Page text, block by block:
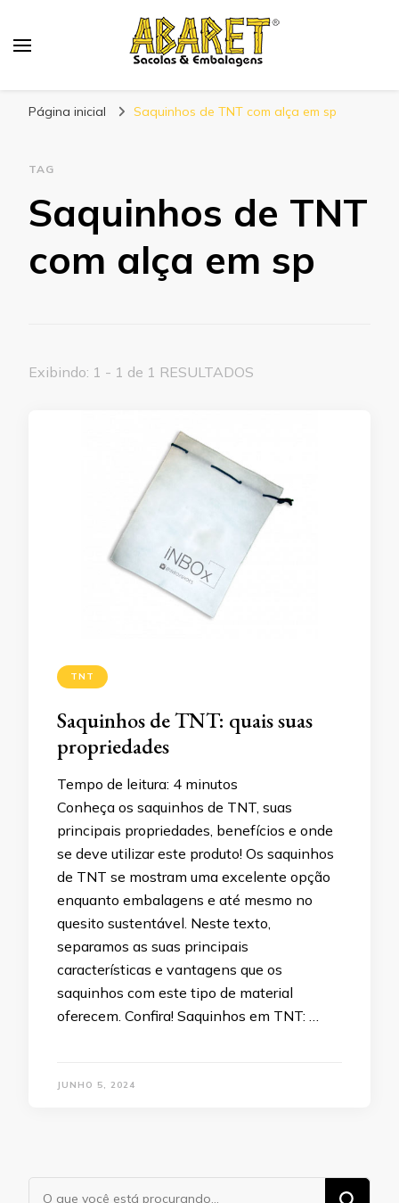
Página inicial Saquinhos de TNT com alça em sp
TAG
Saquinhos de TNT
com alça em sp
Exibindo: 1 - 1 de 1 RESULTADOS
TNT
Saquinhos de TNT: quais suas
propriedades
Tempo de leitura: 4 minutos
Conheça os saquinhos de TNT, suas
principais propriedades, benefícios e onde
se deve utilizar este produto! Os saquinhos
de TNT se mostram uma excelente opção
enquanto embalagens e até mesmo no
quesito sustentável. Neste texto,
separamos as suas principais
características e vantagens que os
saquinhos com este tipo de material
oferecem. Confira! Saquinhos em TNT: …
JUNHO 5, 2024
Procurando